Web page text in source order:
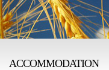
ACCOMMODATION